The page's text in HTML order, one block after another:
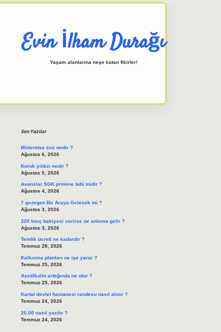
Evin İlham Durağı
Yaşam alanlarına neşe katan fikirler!
Son Yazılar
Blütenitsa sos nedir ?
Ağustos 6, 2026
Koruk yıldızı nedir ?
Ağustos 5, 2026
Avanslar SGK primine tabi midir ?
Ağustos 4, 2026
7 gezegen Bir Araya Gelecek mi ?
Ağustos 3, 2026
320 borç bakiyesi verirse ne anlama gelir ?
Ağustos 3, 2026
Temlik ücreti ne kadardır ?
Temmuz 28, 2026
Kalkınma planları ne işe yarar ?
Temmuz 25, 2026
Asetilkolin arttığında ne olur ?
Temmuz 25, 2026
Kartal devlet hastanesi randevu nasıl alınır ?
Temmuz 24, 2026
20.00 nasıl yazılır ?
Temmuz 24, 2026